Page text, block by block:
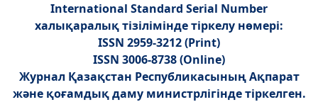
International Standard Serial Number
халықаралық тізілімінде тіркелу нөмері:
ISSN 2959-3212 (Print)
ISSN 3006-8738 (Online)
Журнал Қазақстан Республикасының Ақпарат
және қоғамдық даму министрлігінде тіркелген.